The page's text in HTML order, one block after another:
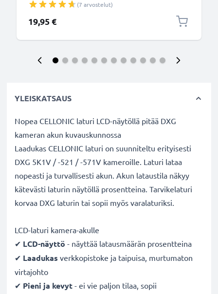
CELLONIC
(7 arvostelut)
19,95 €
YLEISKATSAUS
Nopea CELLONIC laturi LCD-näytöllä pitää DXG
kameran akun kuvauskunnossa
Laadukas CELLONIC laturi on suunniteltu erityisesti
DXG 5K1V / -521 / -571V kameroille. Laturi lataa
nopeasti ja turvallisesti akun. Akun lataustila näkyy
kätevästi laturin näytöllä prosentteina. Tarvikelaturi
korvaa DXG laturin tai sopii myös varalaturiksi.
LCD-laturi kamera-akulle
✔ LCD-näyttö - näyttää latausmäärän prosentteina
✔ Laadukas verkkopistoke ja taipuisa, murtumaton
virtajohto
✔ Pieni ja kevyt - ei vie paljon tilaa, sopii